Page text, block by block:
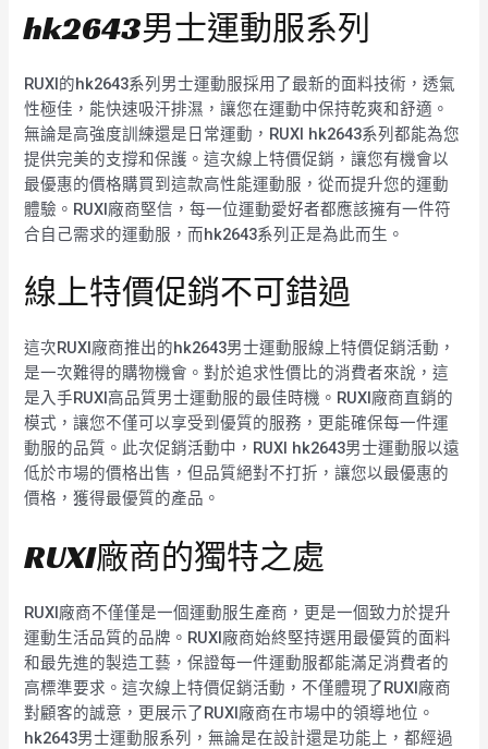
hk2643男士運動服系列
RUXI的hk2643系列男士運動服採用了最新的面料技術，透氣
性極佳，能快速吸汗排濕，讓您在運動中保持乾爽和舒適。
無論是高強度訓練還是日常運動，RUXI hk2643系列都能為您
提供完美的支撐和保護。這次線上特價促銷，讓您有機會以
最優惠的價格購買到這款高性能運動服，從而提升您的運動
體驗。RUXI廠商堅信，每一位運動愛好者都應該擁有一件符
合自己需求的運動服，而hk2643系列正是為此而生。
線上特價促銷不可錯過
這次RUXI廠商推出的hk2643男士運動服線上特價促銷活動，
是一次難得的購物機會。對於追求性價比的消費者來說，這
是入手RUXI高品質男士運動服的最佳時機。RUXI廠商直銷的
模式，讓您不僅可以享受到優質的服務，更能確保每一件運
動服的品質。此次促銷活動中，RUXI hk2643男士運動服以遠
低於市場的價格出售，但品質絕對不打折，讓您以最優惠的
價格，獲得最優質的產品。
RUXI廠商的獨特之處
RUXI廠商不僅僅是一個運動服生產商，更是一個致力於提升
運動生活品質的品牌。RUXI廠商始終堅持選用最優質的面料
和最先進的製造工藝，保證每一件運動服都能滿足消費者的
高標準要求。這次線上特價促銷活動，不僅體現了RUXI廠商
對顧客的誠意，更展示了RUXI廠商在市場中的領導地位。
hk2643男士運動服系列，無論是在設計還是功能上，都經過